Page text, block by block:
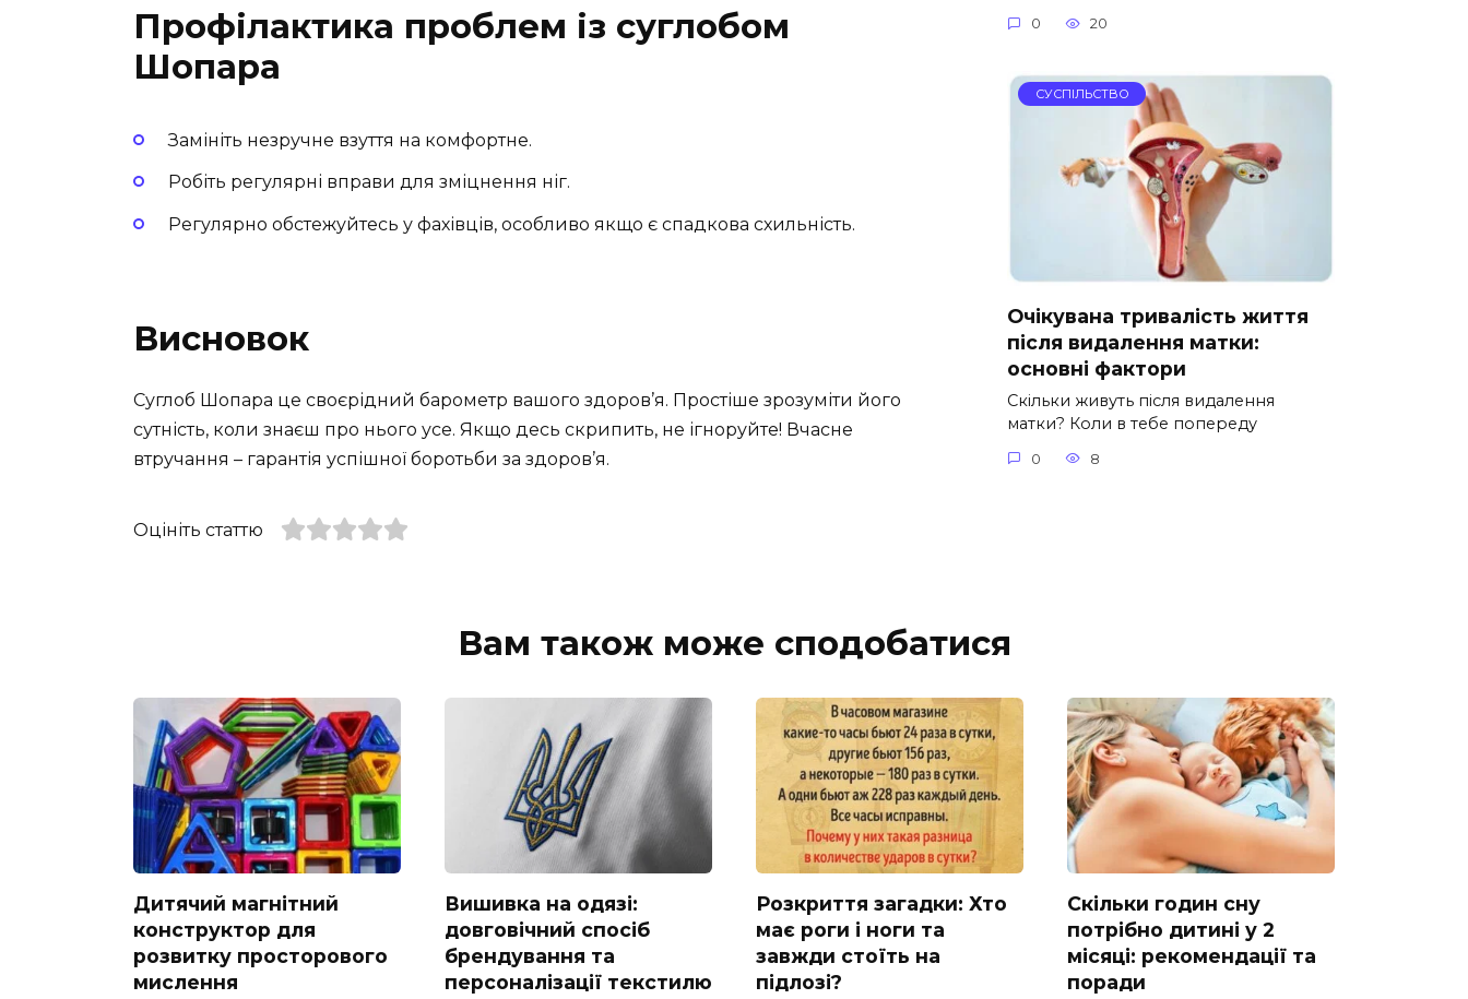
Профілактика проблем із суглобом
Шопара
Замініть незручне взуття на комфортне.
Робіть регулярні вправи для зміцнення ніг.
Регулярно обстежуйтесь у фахівців, особливо якщо є спадкова схильність.
Висновок
Суглоб Шопара це своєрідний барометр вашого здоров’я. Простіше зрозуміти його
сутність, коли знаєш про нього усе. Якщо десь скрипить, не ігноруйте! Вчасне
втручання – гарантія успішної боротьби за здоров’я.
Оцініть статтю
0 20
СУСПІЛЬСТВО
Очікувана тривалість життя
після видалення матки:
основні фактори
Скільки живуть після видалення
матки? Коли в тебе попереду
0 8
Вам також може сподобатися
Дитячий магнітний
конструктор для
розвитку просторового
мислення
Вишивка на одязі:
довговічний спосіб
брендування та
персоналізації текстилю
Розкриття загадки: Хто
має роги і ноги та
завжди стоїть на
підлозі?
Скільки годин сну
потрібно дитині у 2
місяці: рекомендації та
поради